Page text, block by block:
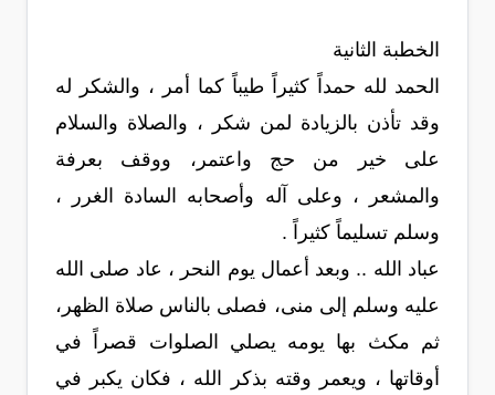
الخطبة الثانية
الحمد لله حمداً كثيراً طيباً كما أمر ، والشكر له
وقد تأذن بالزيادة لمن شكر ، والصلاة والسلام
على خير من حج واعتمر، ووقف بعرفة
والمشعر ، وعلى آله وأصحابه السادة الغرر ،
وسلم تسليماً كثيراً .
عباد الله .. وبعد أعمال يوم النحر ، عاد صلى الله
عليه وسلم إلى منى، فصلى بالناس صلاة الظهر،
ثم مكث بها يومه يصلي الصلوات قصراً في
أوقاتها ، ويعمر وقته بذكر الله ، فكان يكبر في